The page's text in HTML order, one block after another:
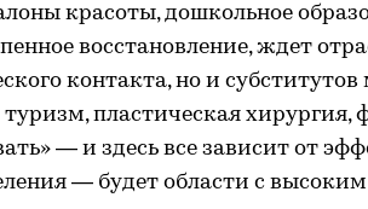
красоты, дошкольное
восстановление, ждет
контакта, но и
пластическая хирургия,
— и здесь все зависит от
— будет области с